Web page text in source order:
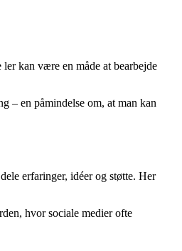
kan være en måde at bearbejde
– en påmindelse om, at man kan
erfaringer, idéer og støtte. Her
hvor sociale medier ofte